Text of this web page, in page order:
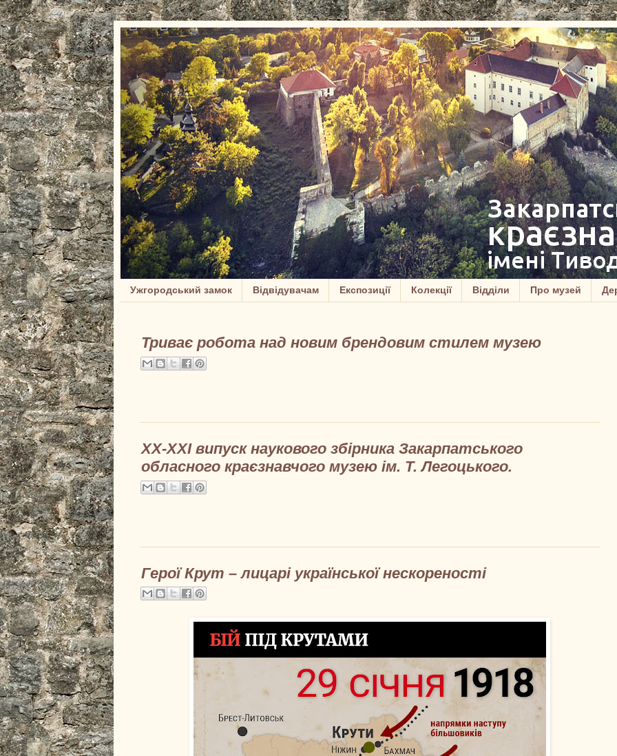
Ужгородський замок Відвідувачам Експозиції Колекції Відділи Про музей
Триває робота над новим брендовим стилем музею
XX-XXI випуск наукового збірника Закарпатського
обласного краєзнавчого музею ім. Т. Легоцького.
Герої Крут – лицарі української нескореності